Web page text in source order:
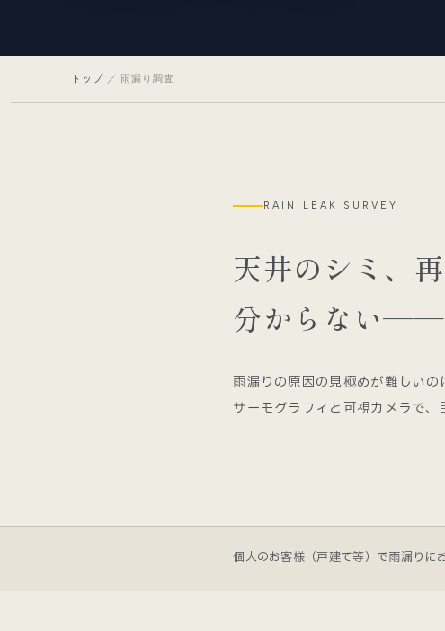
トップ／ 雨漏り調査
RAIN LEAK SURVEY
天井のシミ、
分からない——
雨漏りの原因の見極めが難しい
サーモグラフィと可視カメラで、
個人のお客様（戸建て等）で雨漏りに